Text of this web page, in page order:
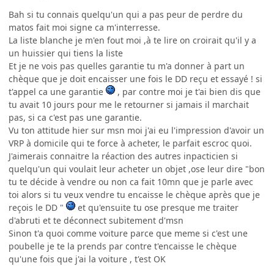
Bah si tu connais quelqu'un qui a pas peur de perdre du
matos fait moi signe ca m'interresse.
La liste blanche je m'en fout moi ,à te lire on croirait qu'il y a
un huissier qui tiens la liste
Et je ne vois pas quelles garantie tu m'a donner à part un
chèque que je doit encaisser une fois le DD reçu et essayé ! si
t'appel ca une garantie
, par contre moi je t'ai bien dis que
tu avait 10 jours pour me le retourner si jamais il marchait
pas, si ca c'est pas une garantie.
Vu ton attitude hier sur msn moi j'ai eu l'impression d'avoir un
VRP à domicile qui te force à acheter, le parfait escroc quoi.
J'aimerais connaitre la réaction des autres inpacticien si
quelqu'un qui voulait leur acheter un objet ,ose leur dire "bon
tu te décide à vendre ou non ca fait 10mn que je parle avec
toi alors si tu veux vendre tu encaisse le chèque après que je
reçois le DD "
et qu'ensuite tu ose presque me traiter
d'abruti et te déconnect subitement d'msn
Sinon t'a quoi comme voiture parce que meme si c'est une
poubelle je te la prends par contre t'encaisse le chèque
qu'une fois que j'ai la voiture , t'est OK